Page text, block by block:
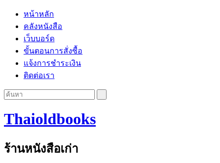
หน้าหลัก
คลังหนังสือ
เว็บบอร์ด
ขั้นตอนการสั่งซื้อ
แจ้งการชำระเงิน
ติดต่อเรา
Thaioldbooks
ร้านหนังสือเก่า